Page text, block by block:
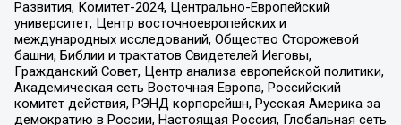
Развития, Комитет-2024, Центрально-Европейский
университет, Центр восточноевропейских и
международных исследований, Общество Сторожевой
башни, Библии и трактатов Свидетелей Иеговы,
Гражданский Совет, Центр анализа европейской политики,
Академическая сеть Восточная Европа, Российский
комитет действия, РЭНД корпорейшн, Русская Америка за
демократию в России, Настоящая Россия, Глобальная сеть